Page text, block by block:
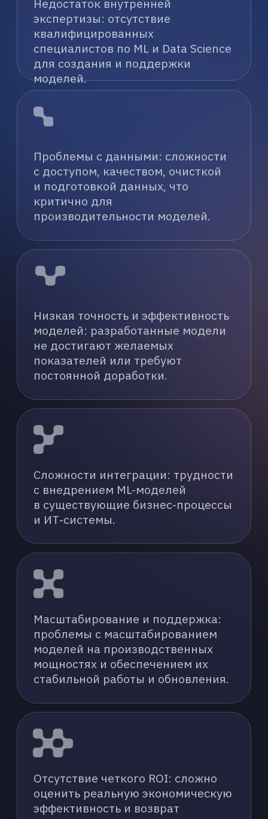
Масштабирование и поддержка:
проблемы с масштабированием
моделей на производственных
мощностях и обеспечением их
стабильной работы и обновления.
Этическая и регуляторная
ответственность: вопросы
предвзятости моделей и
соответствия нормативным
требованиям
Отсутствие четкого ROI: сложно
оценить реальную экономическую
эффективность и возврат
инвестиций от проектов
машинного обучения.
Глубокое изучение ваших бизнес-
потребностей и доступных данных
для определения оптимального
подхода к построению модели.
АНАЛИЗ ЗАДАЧИ И
ДАННЫХ
РАЗРАБОТКА
И КАСТОМИЗАЦИЯ
ML-МОДЕЛЕЙ
созданию, обучению и интеграции ML-
моделей, которые помогут вашей
компании: